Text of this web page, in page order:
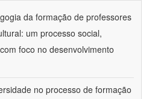
da formação de professores
um processo social,
foco no desenvolvimento
no processo de formação